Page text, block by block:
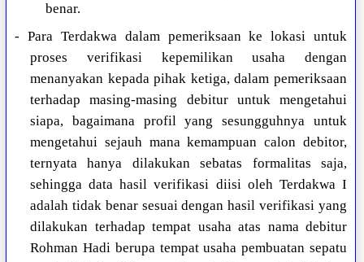
benar.
- Para Terdakwa dalam pemeriksaan ke lokasi untuk
proses verifikasi kepemilikan usaha dengan
menanyakan kepada pihak ketiga, dalam pemeriksaan
terhadap masing-masing debitur untuk mengetahui
siapa, bagaimana profil yang sesungguhnya untuk
mengetahui sejauh mana kemampuan calon debitor,
ternyata hanya dilakukan sebatas formalitas saja,
sehingga data hasil verifikasi diisi oleh Terdakwa I
adalah tidak benar sesuai dengan hasil verifikasi yang
dilakukan terhadap tempat usaha atas nama debitur
Rohman Hadi berupa tempat usaha pembuatan sepatu